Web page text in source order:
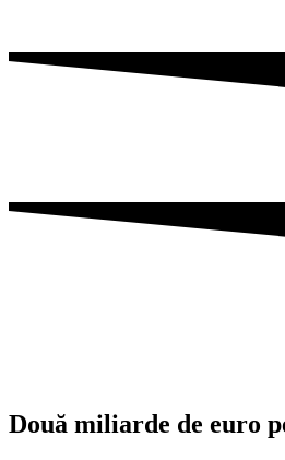
Două miliarde de euro